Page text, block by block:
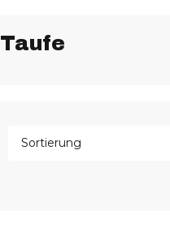
Taufe
Sortierung